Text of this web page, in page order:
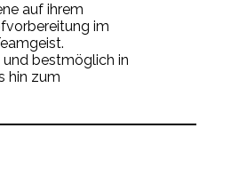
auf ihrem
im
und bestmöglich in
hin zum